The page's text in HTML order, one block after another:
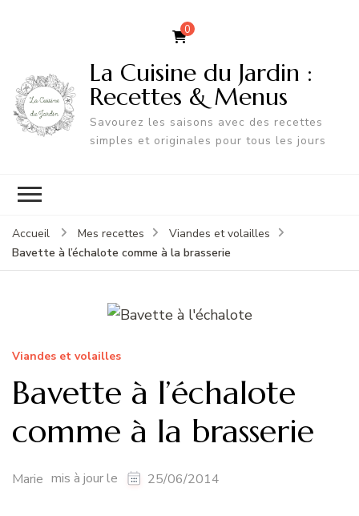
0
La Cuisine du Jardin :
Recettes & Menus
Savourez les saisons avec des recettes
simples et originales pour tous les jours
Accueil Mes recettes
Viandes et volailles
Bavette à l’échalote comme à la brasserie
Viandes et volailles
Bavette à l’échalote
comme à la brasserie
Marie mis à jour le 25/06/2014